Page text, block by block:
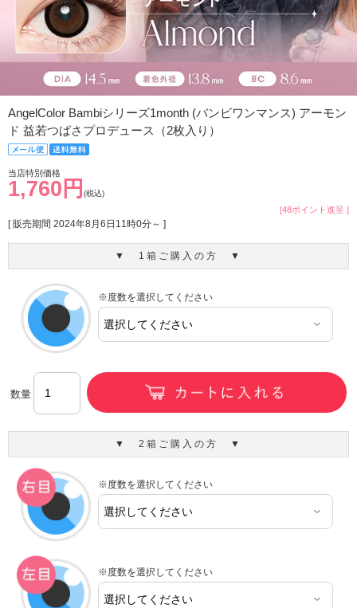
AngelColor Bambiシリーズ1month (バンビワンマンス) アーモン
ド 益若つばさプロデュース（2枚入り）
当店特別価格
1,760円 (税込)
[48ポイント進呈 ]
[ 販売期間 2024年8月6日11時0分～ ]
▼ 1箱ご購入の方 ▼
※度数を選択してください
数量
▼ 2箱ご購入の方 ▼
※度数を選択してください
※度数を選択してください